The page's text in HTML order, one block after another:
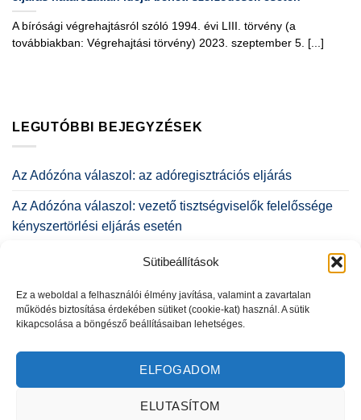
Sütibeállítások
Ez a weboldal a felhasználói élmény javítása, valamint a zavartalan
működés biztosítása érdekében sütiket (cookie-kat) használ. A sütik
kikapcsolása a böngésző beállításaiban lehetséges.
ELFOGADOM
ELUTASÍTOM
A bírósági végrehajtásról szóló 1994. évi LIII. törvény (a
továbbiakban: Végrehajtási törvény) 2023. szeptember 5. [...]
LEGUTÓBBI BEJEGYZÉSEK
Az Adózóna válaszol: az adóregisztrációs eljárás
Az Adózóna válaszol: vezető tisztségviselők felelőssége
kényszertörlési eljárás esetén
Az Adózóna válaszol: a társasházi építményi jog
Az Adózóna válaszol: az építményi jogról röviden
Heuréka! Az Adózóna podcastsorozata – 32. rész: